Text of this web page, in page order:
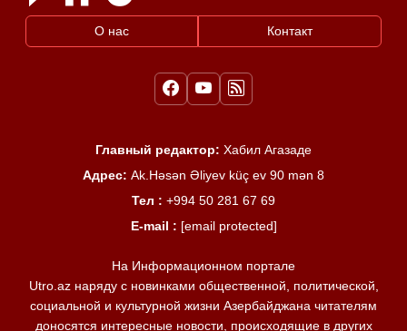
О нас Контакт
Главный редактор: Хабил Агазаде
Адрес: Ak.Həsən Əliyev küç ev 90 mən 8
Тел : +994 50 281 67 69
E-mail : [email protected]
На Информационном портале
Utro.az наряду с новинками общественной, политической,
социальной и культурной жизни Азербайджана читателям
доносятся интересные новости, происходящие в других